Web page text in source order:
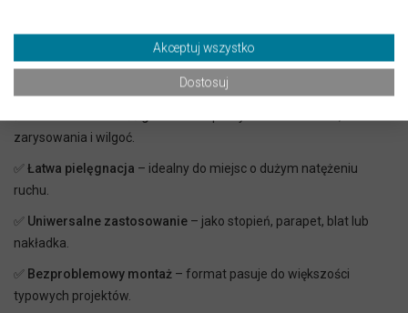
ZALETY PRODUKTU
– grafitowa szarość i wysoki połysk.
zarysowania i wilgoć.
✅Łatwa pielęgnacja – idealny do miejsc o dużym natężeniu
ruchu.
✅ Uniwersalne zastosowanie – jako stopień, parapet, blat lub
nakładka.
✅ Bezproblemowy montaż – format pasuje do większości
typowych projektów.
Akceptuj wszystko
Dostosuj